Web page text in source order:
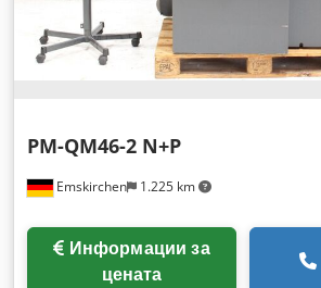
Emskirchen 1.225 km
PM-QM46-2 N+P
цената